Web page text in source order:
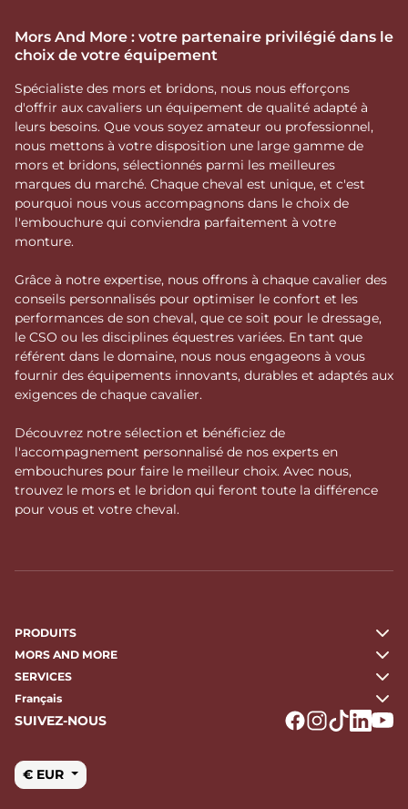
Mors And More : votre partenaire privilégié dans le
choix de votre équipement
Spécialiste des mors et bridons, nous nous efforçons
d'offrir aux cavaliers un équipement de qualité adapté à
leurs besoins. Que vous soyez amateur ou professionnel,
nous mettons à votre disposition une large gamme de
mors et bridons, sélectionnés parmi les meilleures
marques du marché. Chaque cheval est unique, et c'est
pourquoi nous vous accompagnons dans le choix de
l'embouchure qui conviendra parfaitement à votre
monture.
Grâce à notre expertise, nous offrons à chaque cavalier des
conseils personnalisés pour optimiser le confort et les
performances de son cheval, que ce soit pour le dressage,
le CSO ou les disciplines équestres variées. En tant que
référent dans le domaine, nous nous engageons à vous
fournir des équipements innovants, durables et adaptés aux
exigences de chaque cavalier.
Découvrez notre sélection et bénéficiez de
l'accompagnement personnalisé de nos experts en
embouchures pour faire le meilleur choix. Avec nous,
trouvez le mors et le bridon qui feront toute la différence
pour vous et votre cheval.
PRODUITS
MORS AND MORE
SERVICES
Français
SUIVEZ-NOUS
€ EUR